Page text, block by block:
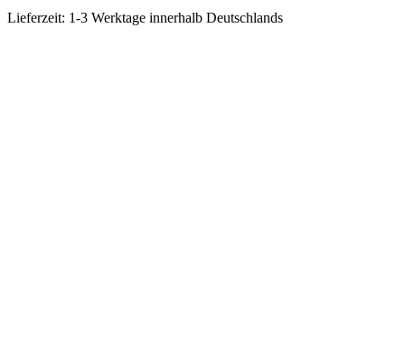
Lieferzeit: 1-3 Werktage innerhalb Deutschlands